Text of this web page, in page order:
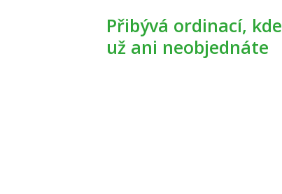
Přibývá ordinací, kde musíte platit. Někde se bez peněz
už ani neobjednáte